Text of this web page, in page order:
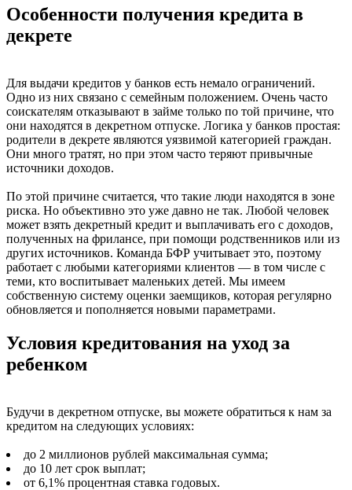
Особенности получения кредита в
декрете
Для выдачи кредитов у банков есть немало ограничений.
Одно из них связано с семейным положением. Очень часто
соискателям отказывают в займе только по той причине, что
они находятся в декретном отпуске. Логика у банков простая:
родители в декрете являются уязвимой категорией граждан.
Они много тратят, но при этом часто теряют привычные
источники доходов.
По этой причине считается, что такие люди находятся в зоне
риска. Но объективно это уже давно не так. Любой человек
может взять декретный кредит и выплачивать его с доходов,
полученных на фрилансе, при помощи родственников или из
других источников. Команда БФР учитывает это, поэтому
работает с любыми категориями клиентов — в том числе с
теми, кто воспитывает маленьких детей. Мы имеем
собственную систему оценки заемщиков, которая регулярно
обновляется и пополняется новыми параметрами.
Условия кредитования на уход за
ребенком
Будучи в декретном отпуске, вы можете обратиться к нам за
кредитом на следующих условиях:
до 2 миллионов рублей максимальная сумма;
до 10 лет срок выплат;
от 6,1% процентная ставка годовых.